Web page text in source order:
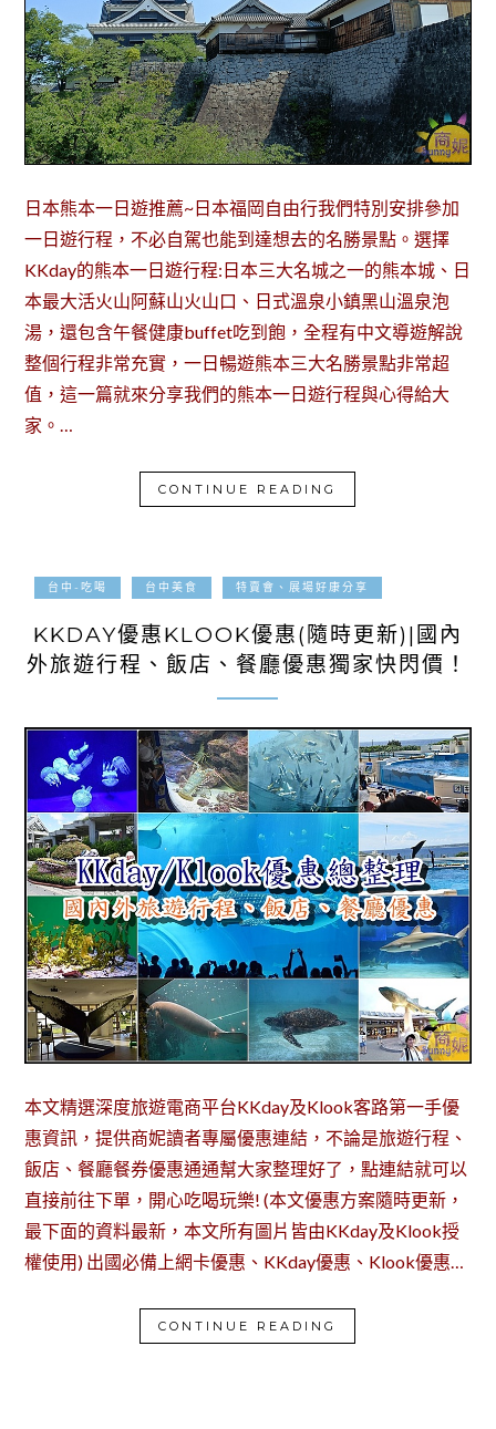
日本熊本一日遊推薦~日本福岡自由行我們特別安排參加
一日遊行程，不必自駕也能到達想去的名勝景點。選擇
KKday的熊本一日遊行程:日本三大名城之一的熊本城、日
本最大活火山阿蘇山火山口、日式溫泉小鎮黑山溫泉泡
湯，還包含午餐健康buffet吃到飽，全程有中文導遊解說
整個行程非常充實，一日暢遊熊本三大名勝景點非常超
值，這一篇就來分享我們的熊本一日遊行程與心得給大
家。…
CONTINUE READING
台中-吃喝 台中美食 特賣會、展場好康分享
KKDAY優惠KLOOK優惠(隨時更新)|國內
外旅遊行程、飯店、餐廳優惠獨家快閃價！
本文精選深度旅遊電商平台KKday及Klook客路第一手優
惠資訊，提供商妮讀者專屬優惠連結，不論是旅遊行程、
飯店、餐廳餐券優惠通通幫大家整理好了，點連結就可以
直接前往下單，開心吃喝玩樂! (本文優惠方案隨時更新，
最下面的資料最新，本文所有圖片皆由KKday及Klook授
權使用) 出國必備上網卡優惠、KKday優惠、Klook優惠…
CONTINUE READING